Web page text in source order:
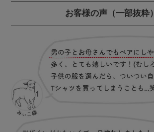
お客様の声（一部抜粋）